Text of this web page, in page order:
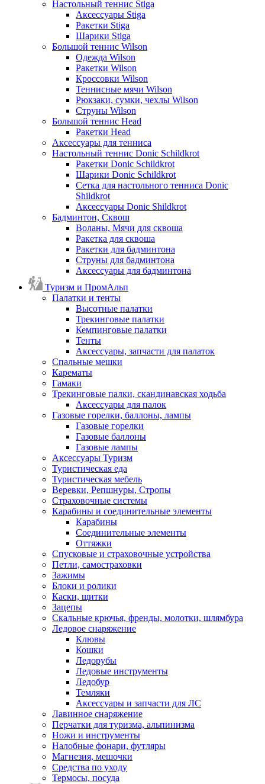
Настольный теннис Stiga
Аксессуары Stiga
Ракетки Stiga
Шарики Stiga
Большой теннис Wilson
Одежда Wilson
Ракетки Wilson
Кроссовки Wilson
Теннисные мячи Wilson
Рюкзаки, сумки, чехлы Wilson
Струны Wilson
Большой теннис Head
Ракетки Head
Аксессуары для тенниса
Настольный теннис Donic Schildkrot
Ракетки Donic Schildkrot
Шарики Donic Schildkrot
Сетка для настольного тенниса Donic
Shildkrot
Аксессуары Donic Shildkrot
Бадминтон, Сквош
Воланы, Мячи для сквоша
Ракетка для сквоша
Ракетки для бадминтона
Струны для бадминтона
Аксессуары для бадминтона
Туризм и ПромАльп
Палатки и тенты
Высотные палатки
Трекинговые палатки
Кемпинговые палатки
Тенты
Аксессуары, запчасти для палаток
Спальные мешки
Карематы
Гамаки
Трекинговые палки, скандинавская ходьба
Аксессуары для палок
Газовые горелки, баллоны, лампы
Газовые горелки
Газовые баллоны
Газовые лампы
Аксессуары Туризм
Туристическая еда
Туристическая мебель
Веревки, Репшнуры, Стропы
Страховочные системы
Карабины и соединительные элементы
Карабины
Соединительные элементы
Оттяжки
Спусковые и страховочные устройства
Петли, самостраховки
Зажимы
Блоки и ролики
Каски, щитки
Зацепы
Скальные крючья, френды, молотки, шлямбура
Ледовое снаряжение
Клювы
Кошки
Ледорубы
Ледовые инструменты
Ледобур
Темляки
Аксессуары и запчасти для ЛС
Лавинное снаряжение
Перчатки для туризма, альпинизма
Ножи и инструменты
Налобные фонари, футляры
Магнезия, мешочки
Средства по уходу
Термосы, посуда